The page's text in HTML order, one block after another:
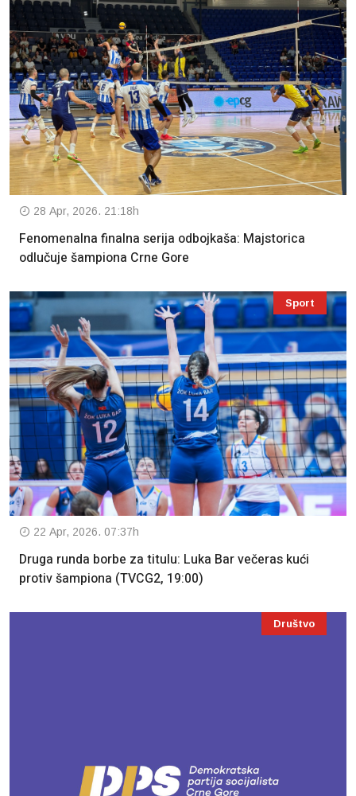
28 Apr, 2026. 21:18h
Fenomenalna finalna serija odbojkaša: Majstorica
odlučuje šampiona Crne Gore
Sport
22 Apr, 2026. 07:37h
Druga runda borbe za titulu: Luka Bar večeras kući
protiv šampiona (TVCG2, 19:00)
Društvo